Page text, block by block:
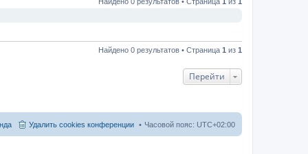
Найдено 0 результатов • Страница 1 из 1
Перейти
Часовой пояс: UTC+02:00
Удалить cookies конференции